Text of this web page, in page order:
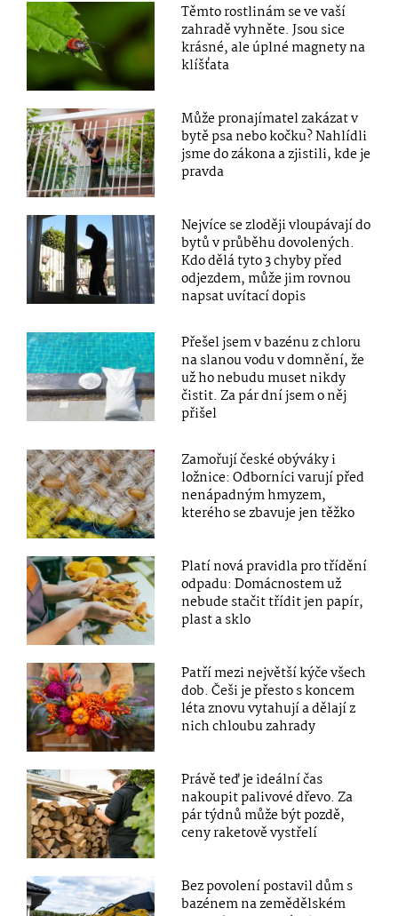
Těmto rostlinám se ve vaší
zahradě vyhněte. Jsou sice
krásné, ale úplné magnety na
klíšťata
Může pronajímatel zakázat v
bytě psa nebo kočku? Nahlídli
jsme do zákona a zjistili, kde je
pravda
Nejvíce se zloději vloupávají do
bytů v průběhu dovolených.
Kdo dělá tyto 3 chyby před
odjezdem, může jim rovnou
napsat uvítací dopis
Přešel jsem v bazénu z chloru
na slanou vodu v domnění, že
už ho nebudu muset nikdy
čistit. Za pár dní jsem o něj
přišel
Zamořují české obýváky i
ložnice: Odborníci varují před
nenápadným hmyzem,
kterého se zbavuje jen těžko
Platí nová pravidla pro třídění
odpadu: Domácnostem už
nebude stačit třídit jen papír,
plast a sklo
Patří mezi největší kýče všech
dob. Češi je přesto s koncem
léta znovu vytahují a dělají z
nich chloubu zahrady
Právě teď je ideální čas
nakoupit palivové dřevo. Za
pár týdnů může být pozdě,
ceny raketově vystřelí
Bez povolení postavil dům s
bazénem na zemědělském